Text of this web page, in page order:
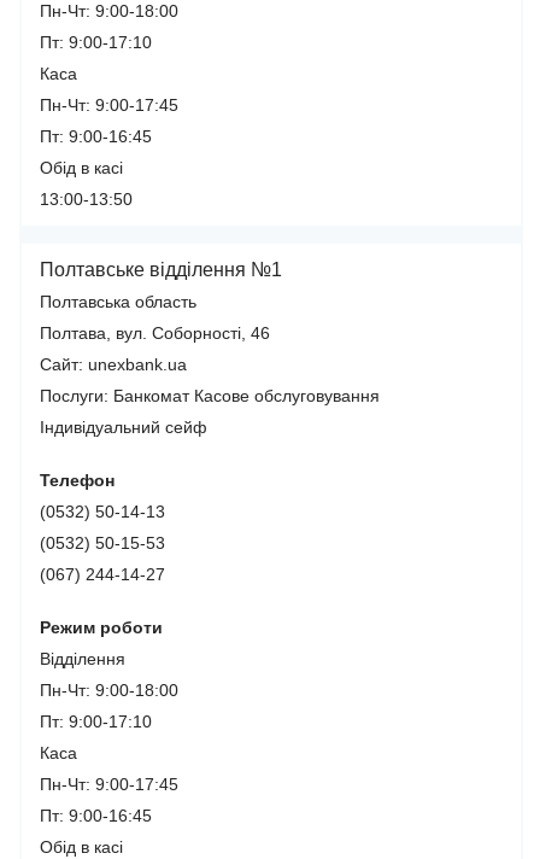
Пн-Чт: 9:00-18:00
Пт: 9:00-17:10
Каса
Пн-Чт: 9:00-17:45
Пт: 9:00-16:45
Обід в касі
13:00-13:50
Полтавське відділення №1
Полтавська область
Полтава, вул. Соборності, 46
Сайт: unexbank.ua
Послуги: Банкомат Касове обслуговування
Індивідуальний сейф
Телефон
(0532) 50-14-13
(0532) 50-15-53
(067) 244-14-27
Режим роботи
Відділення
Пн-Чт: 9:00-18:00
Пт: 9:00-17:10
Каса
Пн-Чт: 9:00-17:45
Пт: 9:00-16:45
Обід в касі